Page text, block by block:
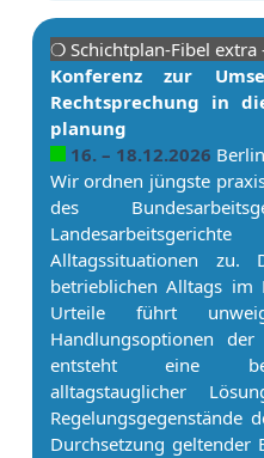
❍ Schicht­plan-Fibel extra
Konferenz zur
Rechtsprechung in
planung
16. – 18.12.2026
Wir ordnen jüngste
des
Alltagssituationen zu.
betrieblichen Alltags im
Urteile führt
Handlungsoptionen
entsteht eine
alltagstauglicher
Regelungsgegenstände
Durchsetzung geltender